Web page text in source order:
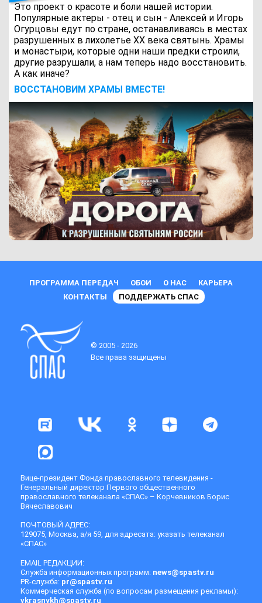
Это проект о красоте и боли нашей истории.
Популярные актеры - отец и сын - Алексей и Игорь
Огурцовы едут по стране, останавливаясь в местах
разрушенных в лихолетье ХХ века святынь. Храмы
и монастыри, которые одни наши предки строили,
другие разрушали, а нам теперь надо восстановить.
А как иначе?
ВОCСТАНОВИМ ХРАМЫ ВМЕСТЕ!
ПРОГРАММА ПЕРЕДАЧ ОБОИ О НАС
КАРЬЕРА
КОНТАКТЫ
ПОДДЕРЖАТЬ СПАС
© 2005 - 2026
Все права защищены
Вице-президент Фонда православного телевидения -
Генеральный директор Первого общественного
православного телеканала «СПАС» – Корчевников Борис
Вячеславович
ПОЧТОВЫЙ АДРЕС:
129075, Москва, а/я 59, для адресата: указать телеканал
«СПАС»
EMAIL РЕДАКЦИИ:
Служба информационных программ: news@spastv.ru
PR-служба: pr@spastv.ru
Коммерческая служба (по вопросам размещения рекламы):
vkrasnykh@spastv.ru